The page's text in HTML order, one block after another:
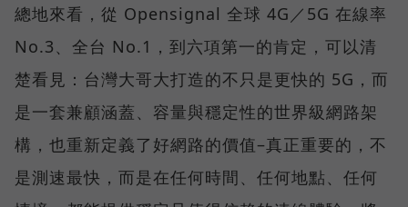
總地來看，從 Opensignal 全球 4G／5G 在線率
No.3、全台 No.1，到六項第一的肯定，可以清
楚看見：台灣大哥大打造的不只是更快的 5G，而
是一套兼顧涵蓋、容量與穩定性的世界級網路架
構，也重新定義了好網路的價值–真正重要的，不
是測速最快，而是在任何時間、任何地點、任何